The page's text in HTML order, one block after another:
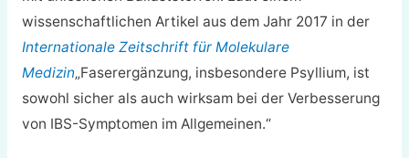
wissenschaftlichen Artikel aus dem Jahr 2017 in der
Internationale Zeitschrift für Molekulare
Medizin„Faserergänzung, insbesondere Psyllium, ist
sowohl sicher als auch wirksam bei der Verbesserung
von IBS-Symptomen im Allgemeinen.“